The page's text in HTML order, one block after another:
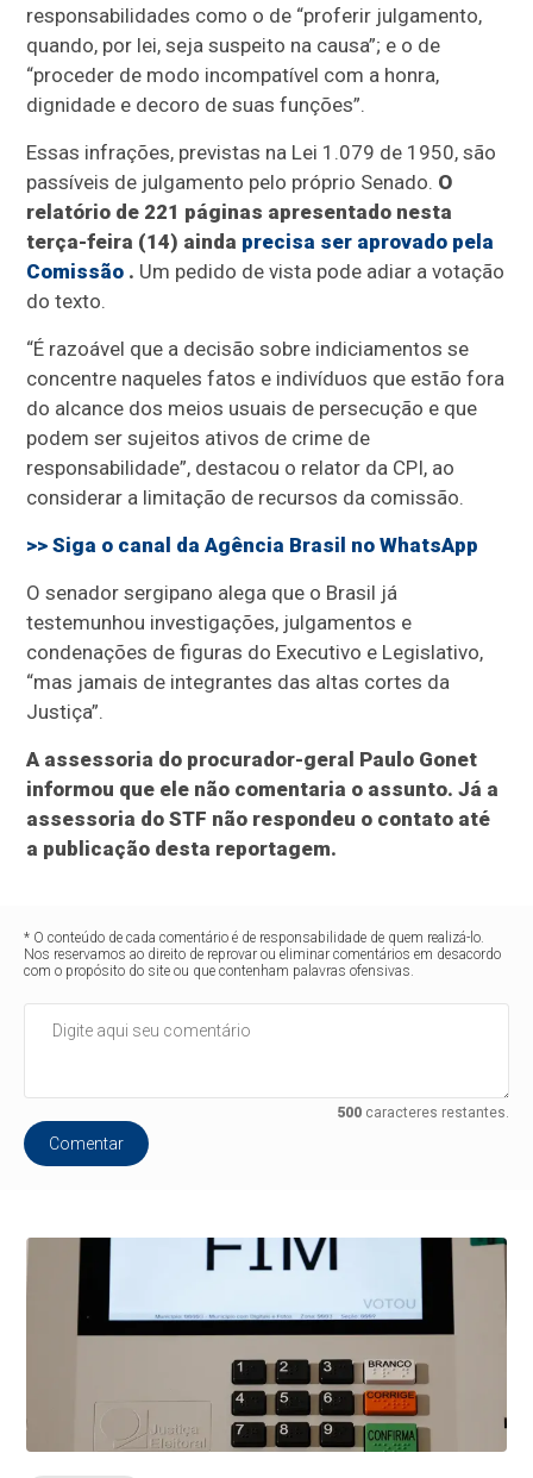
responsabilidades como o de “proferir julgamento,
quando, por lei, seja suspeito na causa”; e o de
“proceder de modo incompatível com a honra,
dignidade e decoro de suas funções”.
Essas infrações, previstas na Lei 1.079 de 1950, são
passíveis de julgamento pelo próprio Senado. O
relatório de 221 páginas apresentado nesta
terça-feira (14) ainda precisa ser aprovado pela
Comissão . Um pedido de vista pode adiar a votação
do texto.
“É razoável que a decisão sobre indiciamentos se
concentre naqueles fatos e indivíduos que estão fora
do alcance dos meios usuais de persecução e que
podem ser sujeitos ativos de crime de
responsabilidade”, destacou o relator da CPI, ao
considerar a limitação de recursos da comissão.
>> Siga o canal daAgência Brasil no WhatsApp
O senador sergipano alega que o Brasil já
testemunhou investigações, julgamentos e
condenações de figuras do Executivo e Legislativo,
“mas jamais de integrantes das altas cortes da
Justiça”.
A assessoria do procurador-geral Paulo Gonet
informou que ele não comentaria o assunto. Já a
assessoria do STF não respondeu o contato até
a publicação desta reportagem.
* O conteúdo de cada comentário é de responsabilidade de quem realizá-lo.
Nos reservamos ao direito de reprovar ou eliminar comentários em desacordo
com o propósito do site ou que contenham palavras ofensivas.
500caracteres restantes.
Comentar